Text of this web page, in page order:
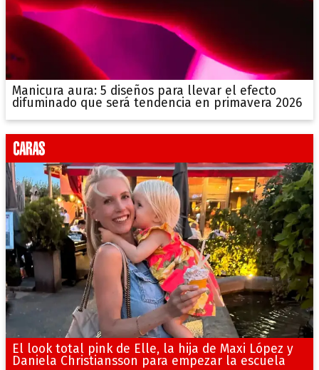
Manicura aura: 5 diseños para llevar el efecto
difuminado que será tendencia en primavera 2026
El look total pink de Elle, la hija de Maxi López y
Daniela Christiansson para empezar la escuela